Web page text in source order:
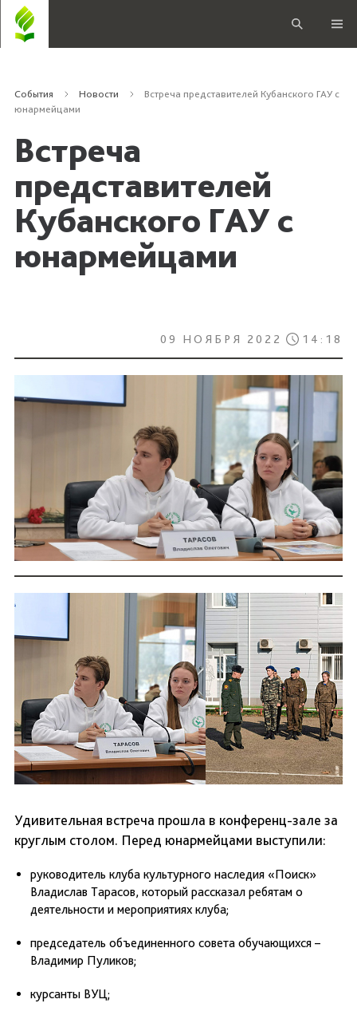
События Новости
Встреча представителей Кубанского ГАУ с
юнармейцами
Встреча
представителей
Кубанского ГАУ с
юнармейцами
09 НОЯБРЯ 2022 14:18
Удивительная встреча прошла в конференц-зале за
круглым столом. Перед юнармейцами выступили:
руководитель клуба культурного наследия «Поиск»
Владислав Тарасов, который рассказал ребятам о
деятельности и мероприятиях клуба;
председатель объединенного совета обучающихся –
Владимир Пуликов;
курсанты ВУЦ;